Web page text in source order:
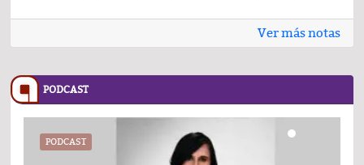
Ver más notas
PODCAST
PODCAST